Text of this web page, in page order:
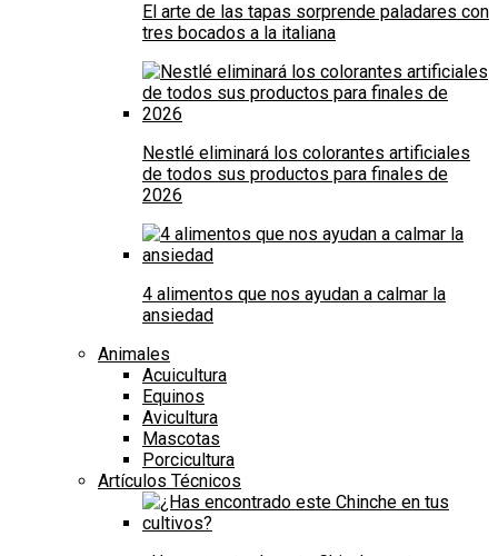
El arte de las tapas sorprende paladares con
tres bocados a la italiana
Nestlé eliminará los colorantes artificiales
de todos sus productos para finales de
2026
4 alimentos que nos ayudan a calmar la
ansiedad
Animales
Acuicultura
Equinos
Avicultura
Mascotas
Porcicultura
Artículos Técnicos